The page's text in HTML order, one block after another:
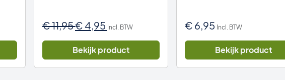
€11,95Oorspronkelijke
was:
€ 11,95.
€ 4,95 Huidige
is:
€ 4,95.
Incl. BTW
Bekijk product
€ 6,95 Incl. BTW
Bekijk product